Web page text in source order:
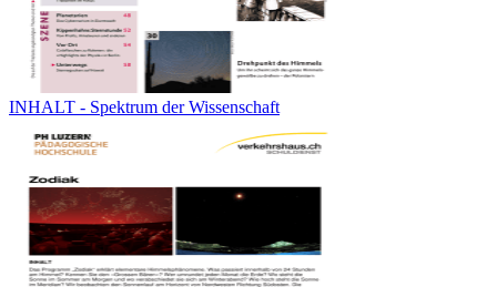
INHALT - Spektrum der Wissenschaft